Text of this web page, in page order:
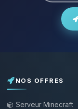
NOS OFFRES
Serveur Minecraft